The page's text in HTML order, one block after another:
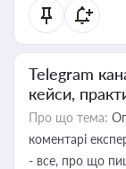
Telegram
кейси,
Про що тема:
коментарі
- все, про що